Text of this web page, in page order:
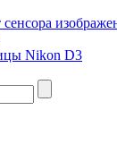
Nikon D3